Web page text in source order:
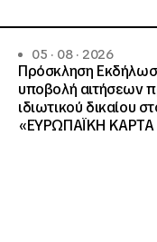
05 · 08 · 2026
Πρόσκληση
υποβολή αιτήσεων
ιδιωτικού δικαίου
«ΕΥΡΩΠΑΪΚΗ